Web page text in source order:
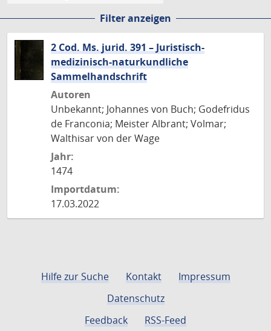
Filter anzeigen
2 Cod. Ms. jurid. 391 – Juristisch-
medizinisch-naturkundliche
Sammelhandschrift
Autoren
Unbekannt; Johannes von Buch; Godefridus
de Franconia; Meister Albrant; Volmar;
Walthisar von der Wage
Jahr:
1474
Importdatum:
17.03.2022
Hilfe zur Suche Kontakt
Impressum
Datenschutz
Feedback
RSS-Feed